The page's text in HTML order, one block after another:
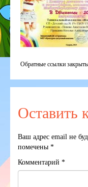
Обратные ссылки
Оставить
Ваш адрес email не
помечены *
Комментарий *